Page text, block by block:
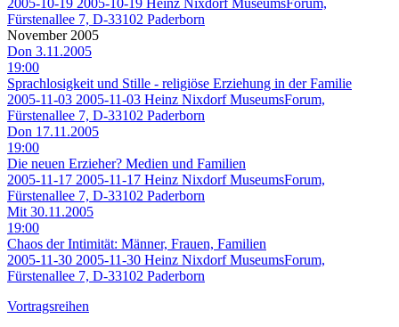
Fürstenallee 7, D-33102 Paderborn
November 2005
Don 3.11.2005
19:00
Sprachlosigkeit und Stille - religiöse Erziehung in der Familie
2005-11-03 2005-11-03 Heinz Nixdorf MuseumsForum,
Fürstenallee 7, D-33102 Paderborn
Don 17.11.2005
19:00
Die neuen Erzieher? Medien und Familien
2005-11-17 2005-11-17 Heinz Nixdorf MuseumsForum,
Fürstenallee 7, D-33102 Paderborn
Mit 30.11.2005
19:00
Chaos der Intimität: Männer, Frauen, Familien
2005-11-30 2005-11-30 Heinz Nixdorf MuseumsForum,
Fürstenallee 7, D-33102 Paderborn
Vortragsreihen